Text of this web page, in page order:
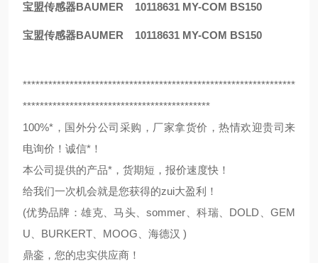
宝盟传感器BAUMER 10118631 MY-COM BS150
宝盟传感器BAUMER 10118631 MY-COM BS150
****************************************************************
********************************************
100%*，国外分公司采购，厂家拿货价，热情欢迎贵司来
电询价！诚信*！
本公司提供的产品*，货期短，报价速度快！
给我们一次机会就是您获得的zui大盈利！
(优势品牌：雄克、马头、sommer、科瑞、DOLD、GEM
U、BURKERT、MOOG、海德汉 )
鼎銮，您的忠实供应商！